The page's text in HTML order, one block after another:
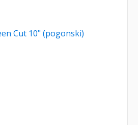
Cut 10" (pogonski)